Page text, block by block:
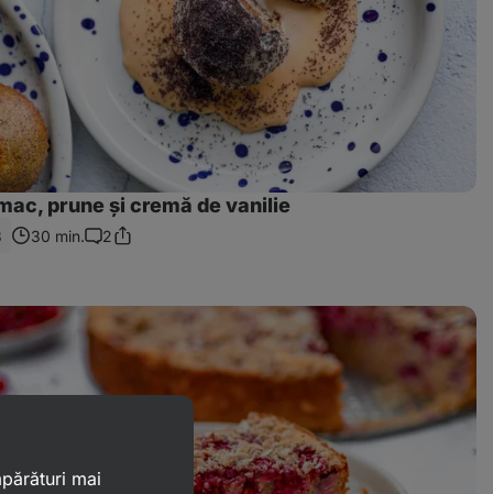
prune și cremă de vanilie
30 min.
Comentarii
2Distribuie
mai